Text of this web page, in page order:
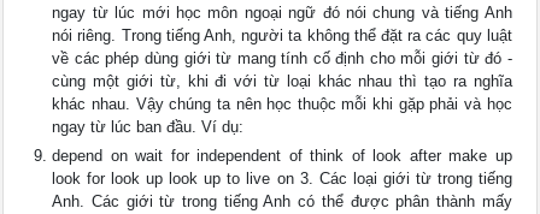
ngay từ lúc mới học môn ngoại ngữ đó nói chung và tiếng Anh
nói riêng. Trong tiếng Anh, người ta không thể đặt ra các quy luật
về các phép dùng giới từ mang tính cố định cho mỗi giới từ đó -
cùng một giới từ, khi đi với từ loại khác nhau thì tạo ra nghĩa
khác nhau. Vậy chúng ta nên học thuộc mỗi khi gặp phải và học
ngay từ lúc ban đầu. Ví dụ:
depend on wait for independent of think of look after make up
look for look up look up to live on 3. Các loại giới từ trong tiếng
Anh. Các giới từ trong tiếng Anh có thể được phân thành mấy